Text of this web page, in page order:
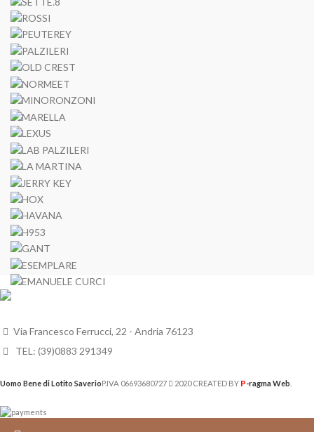
Via Francesco Ferrucci, 22 - Andria 76123
TEL: (39)0883 291349
Uomo Bene di Lotito SaverioP.IVA 06693680727 2020 CREATED BY P-ragma Web